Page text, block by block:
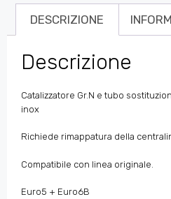
DESCRIZIONE
Descrizione
Catalizzatore Gr.N e tubo
inox
Richiede rimappatura della
Compatibile con linea originale.
Euro5 + Euro6B